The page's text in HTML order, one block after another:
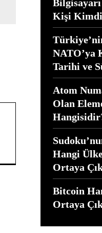
Kişi
NATO’ya
Tarihi ve
Atom
Olan
Hangi
Ortaya
Bitcoin
Ortaya